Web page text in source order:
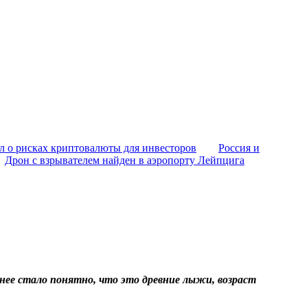
о рисках криптовалюты для инвесторов
Россия и
Дрон с взрывателем найден в аэропорту Лейпцига
стало понятно, что это древние лыжи, возраст